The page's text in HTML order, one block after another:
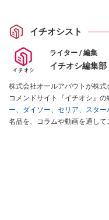
イチオシスト
ライター / 編集
イチオシ編集部
株式会社オールアバウトが株
コメンドサイト『イチオシ』の
ー、 ダイソー、 セリア、 スター
名品を、コラムや動画を通し
インフルエンサーが実際に使